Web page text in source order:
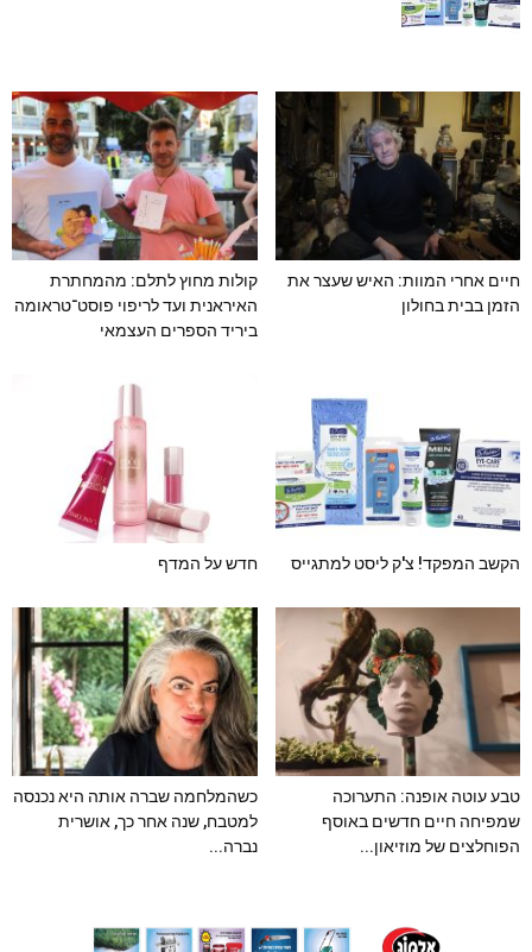
חיים אחרי המוות: האיש שעצר את
הזמן בבית בחולון
קולות מחוץ לתלם: מהמחתרת
האיראנית ועד לריפוי פוסט־טראומה
ביריד הספרים העצמאי
הקשב המפקד! צ'ק ליסט למתגייס חדש על המדף
טבע עוטה אופנה: התערוכה
שמפיחה חיים חדשים באוסף
הפוחלצים של מוזיאון...
כשהמלחמה שברה אותה היא נכנסה
למטבח, שנה אחר כך, אושרית
נברה...